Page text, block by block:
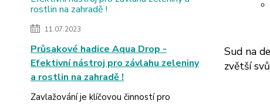
11.07.2023
Průsakové hadice Aqua Drop -
Efektivní nástroj pro závlahu zeleniny
a rostlin na zahradě !
Zavlažování je klíčovou činností pro
Sud na
zvětší